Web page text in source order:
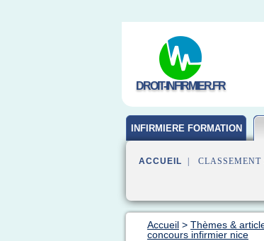
DROIT-INFIRMIER.FR
INFIRMIERE FORMATION
ACCUEIL | CLASSEMENT
Accueil > Thèmes &
concours infirmier nice